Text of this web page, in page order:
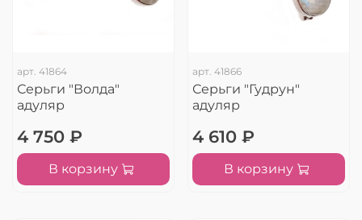
арт. 41864
Серьги "Волда"
адуляр
4 750 ₽
В корзину
арт. 41866
Серьги "Гудрун"
адуляр
4 610 ₽
В корзину